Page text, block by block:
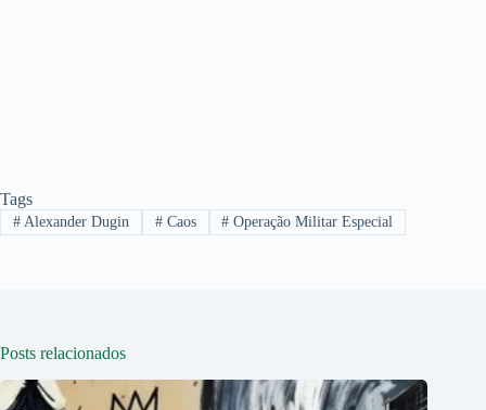
Tags
#Alexander Dugin #Caos # Operação Militar Especial
Posts relacionados